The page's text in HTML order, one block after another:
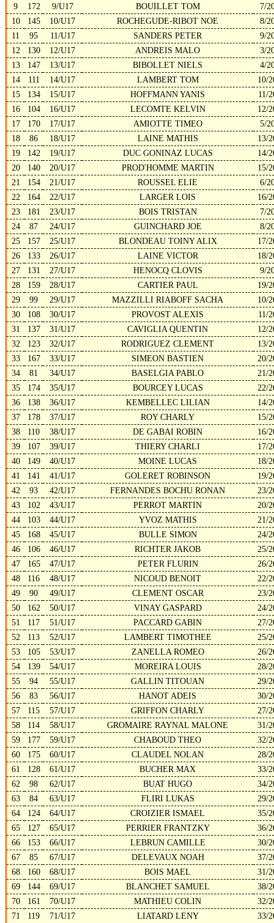
9
172 9/U17 BOUILLET TOM
7/
10
145 10/U17 ROCHEGUDE-RIBOT NOE
8/
11
95 11/U17 SANDERS PETER
9/
12
130 12/U17 ANDREIS MALO
3/
13
147 13/U17 BIBOLLET NIELS
4/
14
111 14/U17 LAMBERT TOM
10/
15
134 15/U17 HOFFMANN YANIS
11/
16
104 16/U17 LECOMTE KELVIN
12/
17
170 17/U17 AMIOTTE TIMEO
5/
18
86 18/U17 LAINE MATHIS
13/
19
142 19/U17 DUC GONINAZ LUCAS
14/
20
140 20/U17 PROD'HOMME MARTIN
15/
21
154 21/U17 ROUSSEL ELIE
6/
22
164 22/U17 LARGER LOIS
16/
23
181 23/U17 BOIS TRISTAN
7/
24
87 24/U17 GUINCHARD JOE
8/
25
157 25/U17 BLONDEAU TOINY ALIX
17/
26
133 26/U17 LAINE VICTOR
18/
27
131 27/U17 HENOCQ CLOVIS
9/
28
159 28/U17 CARTIER PAUL
19/
29
99 29/U17 MAZZILLI RIABOFF SACHA
10/
30
108 30/U17 PROVOST ALEXIS
11/
31
137 31/U17 CAVIGLIA QUENTIN
12/
32
123 32/U17 RODRIGUEZ CLEMENT
13/
33
167 33/U17 SIMEON BASTIEN
20/
34
81 34/U17 BASELGIA PABLO
21/
35
174 35/U17 BOURCEY LUCAS
22/
36
138 36/U17 KEMBELLEC LILIAN
14/
37
178 37/U17 ROY CHARLY
15/
38
110 38/U17 DE GABAI ROBIN
16/
39
107 39/U17 THIERY CHARLI
17/
40
149 40/U17 MOINE LUCAS
18/
41
141 41/U17 GOLERET ROBINSON
19/
42
93 42/U17 FERNANDES BOCHU RONAN
23/
43
102 43/U17 PERROT MARTIN
20/
44
103 44/U17 YVOZ MATHIS
21/
45
168 45/U17 BULLE SIMON
24/
46
106 46/U17 RICHTER JAKOB
25/
47
165 47/U17 PETER FLURIN
26/
48
116 48/U17 NICOUD BENOIT
22/
49
90 49/U17 CLEMENT OSCAR
23/
50
162 50/U17 VINAY GASPARD
24/
51
117 51/U17 PACCARD GABIN
27/
52
113 52/U17 LAMBERT TIMOTHEE
25/
53
105 53/U17 ZANELLA ROMEO
26/
54
139 54/U17 MOREIRA LOUIS
28/
55
94 55/U17 GALLIN TITOUAN
29/
56
83 56/U17 HANOT ADEIS
30/
57
115 57/U17 GRIFFON CHARLY
27/
58
114 58/U17 GROMAIRE RAYNAL MALONE
31/
59
177 59/U17 CHABOUD THEO
32/
60
175 60/U17 CLAUDEL NOLAN
28/
61
128 61/U17 BUCHER MAX
33/
62
98 62/U17 BUAT HUGO
34/
63
84 63/U17 FLIRI LUKAS
29/
64
124 64/U17 CROIZIER ISMAEL
35/
65
127 65/U17 PERRIER FRANTZKY
36/
66
153 66/U17 LEBRUN CAMILLE
30/
67
85 67/U17 DELEVAUX NOAH
37/
68
160 68/U17 BOIS MAEL
31/
69
144 69/U17 BLANCHET SAMUEL
38/
70
161 70/U17 MATHIEU COLIN
32/
71
119 71/U17 LIATARD LENY 33/